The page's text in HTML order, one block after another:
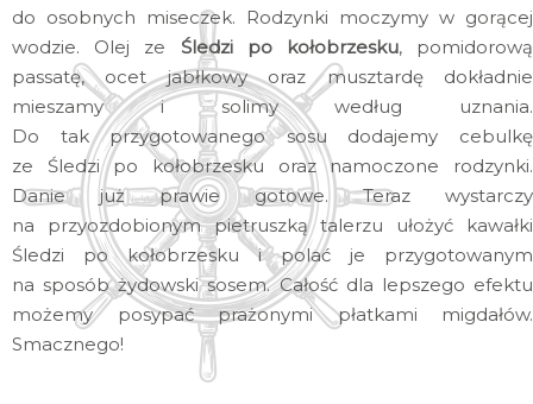
do osobnych miseczek. Rodzynki moczymy w gorącej
wodzie. Olej ze Śledzi po kołobrzesku, pomidorową
passatę, ocet jabłkowy oraz musztardę dokładnie
mieszamy i solimy według uznania.
Do tak przygotowanego sosu dodajemy cebulkę
ze Śledzi po kołobrzesku oraz namoczone rodzynki.
Danie już prawie gotowe. Teraz wystarczy
na przyozdobionym pietruszką talerzu ułożyć kawałki
Śledzi po kołobrzesku i polać je przygotowanym
na sposób żydowski sosem. Całość dla lepszego efektu
możemy posypać prażonymi płatkami migdałów.
Smacznego!